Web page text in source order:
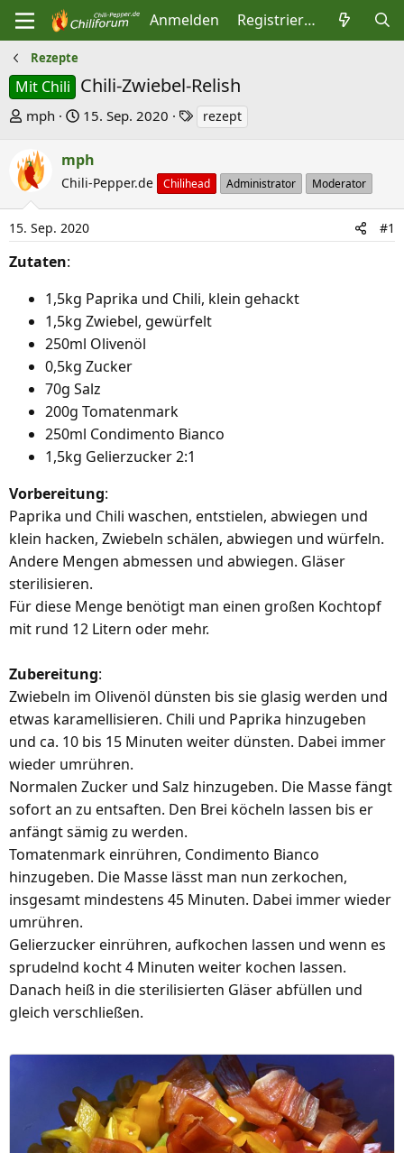
Anmelden Registrieren
Rezepte
Mit Chili Chili-Zwiebel-Relish
E
s
t
e
l
e
mph
E
s
t
l
l
m
15. Sep. 2020
l
w
t
e
rezept
mph
Chili-Pepper.de Chilihead Administrator Moderator
15. Sep. 2020 #1
Zutaten:
1,5kg Paprika und Chili, klein gehackt
1,5kg Zwiebel, gewürfelt
250ml Olivenöl
0,5kg Zucker
70g Salz
200g Tomatenmark
250ml Condimento Bianco
1,5kg Gelierzucker 2:1
Vorbereitung:
Paprika und Chili waschen, entstielen, abwiegen und
klein hacken, Zwiebeln schälen, abwiegen und würfeln.
Andere Mengen abmessen und abwiegen. Gläser
sterilisieren.
Für diese Menge benötigt man einen großen Kochtopf
mit rund 12 Litern oder mehr.
Zubereitung:
Zwiebeln im Olivenöl dünsten bis sie glasig werden und
etwas karamellisieren. Chili und Paprika hinzugeben
und ca. 10 bis 15 Minuten weiter dünsten. Dabei immer
wieder umrühren.
Normalen Zucker und Salz hinzugeben. Die Masse fängt
sofort an zu entsaften. Den Brei köcheln lassen bis er
anfängt sämig zu werden.
Tomatenmark einrühren, Condimento Bianco
hinzugeben. Die Masse lässt man nun zerkochen,
insgesamt mindestens 45 Minuten. Dabei immer wieder
umrühren.
Gelierzucker einrühren, aufkochen lassen und wenn es
sprudelnd kocht 4 Minuten weiter kochen lassen.
Danach heiß in die sterilisierten Gläser abfüllen und
gleich verschließen.